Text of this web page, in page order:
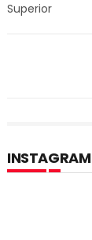
Superior